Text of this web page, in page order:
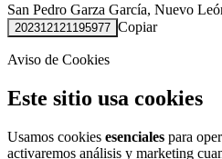
San Pedro Garza García, Nuevo
202312121195977 Copiar
Aviso de Cookies
Este sitio usa cookies
Usamos cookies esenciales para
activaremos análisis y marketing